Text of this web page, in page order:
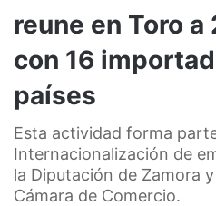
reune en Toro
con 16
países
Esta actividad forma
Internacionalización de
la Diputación de Zamora
Cámara de Comercio.